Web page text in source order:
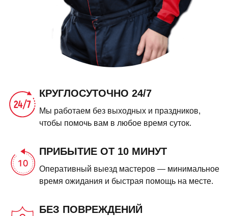
КРУГЛОСУТОЧНО 24/7
Мы работаем без выходных и праздников,
чтобы помочь вам в любое время суток.
ПРИБЫТИЕ ОТ 10 МИНУТ
Оперативный выезд мастеров — минимальное
время ожидания и быстрая помощь на месте.
БЕЗ ПОВРЕЖДЕНИЙ